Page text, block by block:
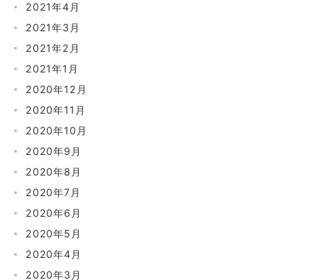
2021年4月
2021年3月
2021年2月
2021年1月
2020年12月
2020年11月
2020年10月
2020年9月
2020年8月
2020年7月
2020年6月
2020年5月
2020年4月
2020年3月